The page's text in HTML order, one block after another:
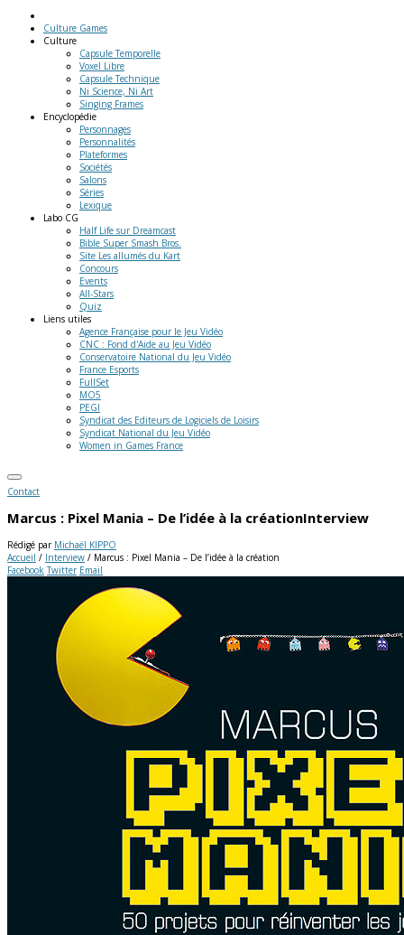
Culture Games
Culture
Capsule Temporelle
Voxel Libre
Capsule Technique
Ni Science, Ni Art
Singing Frames
Encyclopédie
Personnages
Personnalités
Plateformes
Sociétés
Salons
Séries
Lexique
Labo CG
Half Life sur Dreamcast
Bible Super Smash Bros.
Site Les allumés du Kart
Concours
Events
All-Stars
Quiz
Liens utiles
Agence Française pour le Jeu Vidéo
CNC : Fond d'Aide au Jeu Vidéo
Conservatoire National du Jeu Vidéo
France Esports
FullSet
MO5
PEGI
Syndicat des Editeurs de Logiciels de Loisirs
Syndicat National du Jeu Vidéo
Women in Games France
Contact
Marcus : Pixel Mania – De l’idée à la créationInterview
Rédigé par Michaël KIPPO
Accueil / Interview / Marcus : Pixel Mania – De l’idée à la création
Facebook Twitter Email